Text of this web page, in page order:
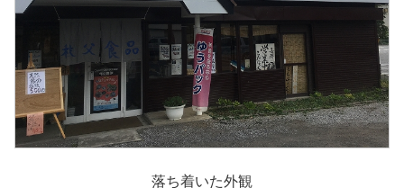
落ち着いた外観